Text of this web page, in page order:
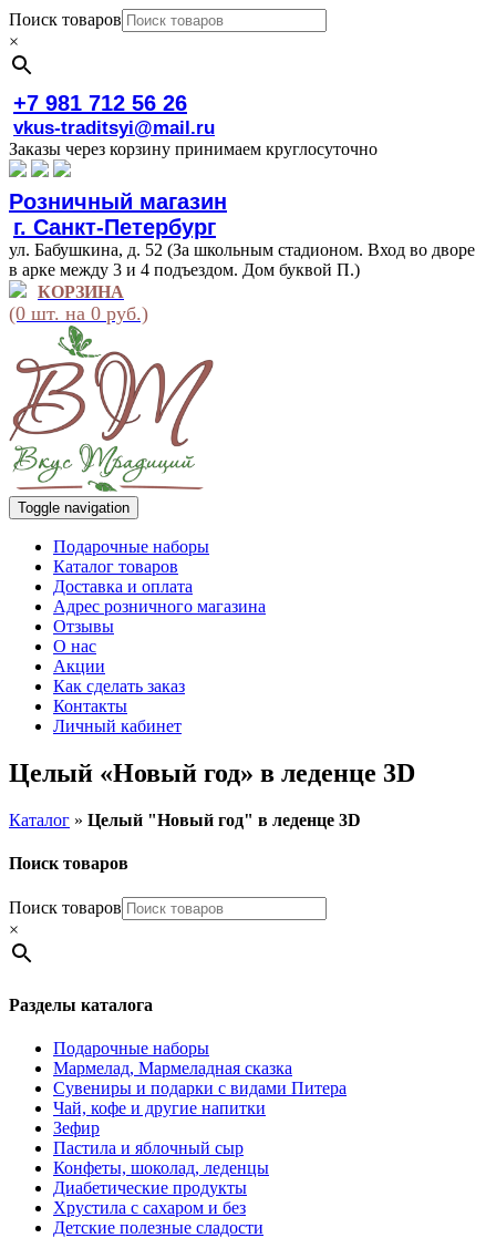
Поиск товаров
×
+7 981 712 56 26
vkus-traditsyi@mail.ru
Заказы через корзину принимаем круглосуточно
Розничный магазин
г. Санкт-Петербург
ул. Бабушкина, д. 52 (За школьным стадионом. Вход во дворе
в арке между 3 и 4 подъездом. Дом буквой П.)
КОРЗИНА
(0 шт. на 0 руб.)
Toggle navigation
Подарочные наборы
Каталог товаров
Доставка и оплата
Адрес розничного магазина
Отзывы
О нас
Акции
Как сделать заказ
Контакты
Личный кабинет
Целый «Новый год» в леденце 3D
Каталог » Целый "Новый год" в леденце 3D
Поиск товаров
Поиск товаров
×
Разделы каталога
Подарочные наборы
Мармелад, Мармеладная сказка
Сувениры и подарки с видами Питера
Чай, кофе и другие напитки
Зефир
Пастила и яблочный сыр
Конфеты, шоколад, леденцы
Диабетические продукты
Хрустила с сахаром и без
Детские полезные сладости